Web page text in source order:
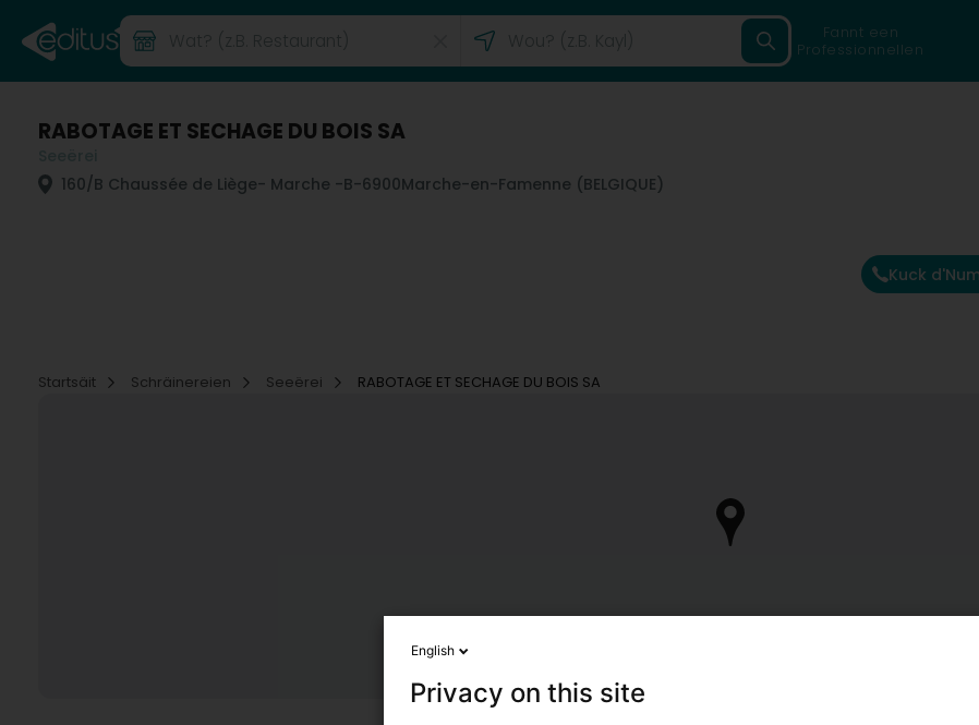
Fannt een
Professionnellen
RABOTAGE ET SECHAGE DU BOIS SA
160/B Chaussée de Liège- Marche -B-6900Marche-en-Famenne (BELGIQUE)
Kuck
Startsäit
Schräinereien Seeërei RABOTAGE ET SECHAGE DU BOIS SA
English
Privacy on this site